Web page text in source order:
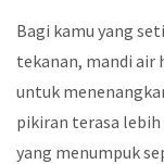
Bagi kamu yang
tekanan, mandi air
untuk
pikiran terasa
yang menumpuk